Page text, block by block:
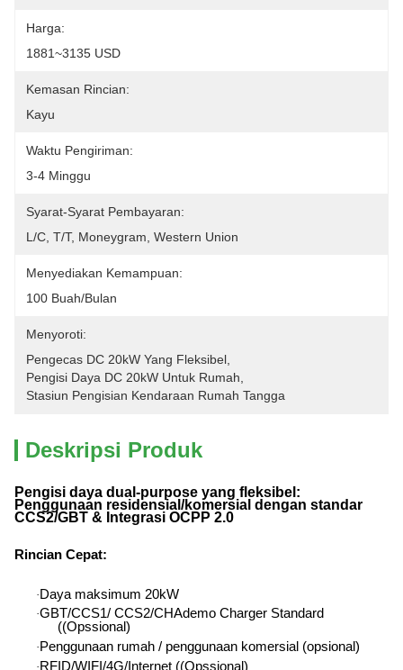
Harga:
1881~3135 USD
Kemasan Rincian:
Kayu
Waktu Pengiriman:
3-4 Minggu
Syarat-Syarat Pembayaran:
L/C, T/T, Moneygram, Western Union
Menyediakan Kemampuan:
100 Buah/bulan
Menyoroti:
Pengecas DC 20kW Yang Fleksibel
Pengisi Daya DC 20kW Untuk Rumah
Stasiun Pengisian Kendaraan Rumah Tangga
Deskripsi Produk
Pengisi daya dual-purpose yang fleksibel:
Penggunaan residensial/komersial dengan standar
CCS2/GBT & Integrasi OCPP 2.0
Rincian Cepat:
· Daya maksimum 20kW
·GBT/CCS1/ CCS2/CHAdemo Charger Standard
((Opssional)
· Penggunaan rumah / penggunaan komersial (opsional)
·RFID/WIFI/4G/Internet ((Opssional)